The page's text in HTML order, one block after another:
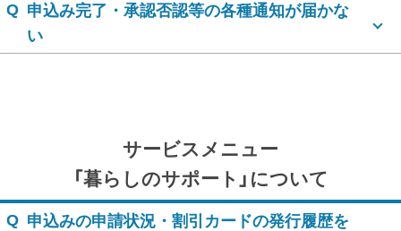
Q 申込み完了・承認否認等の各種通知が届かな
い
サービスメニュー
「暮らしのサポート」について
Q 申込みの申請状況・割引カードの発行履歴を